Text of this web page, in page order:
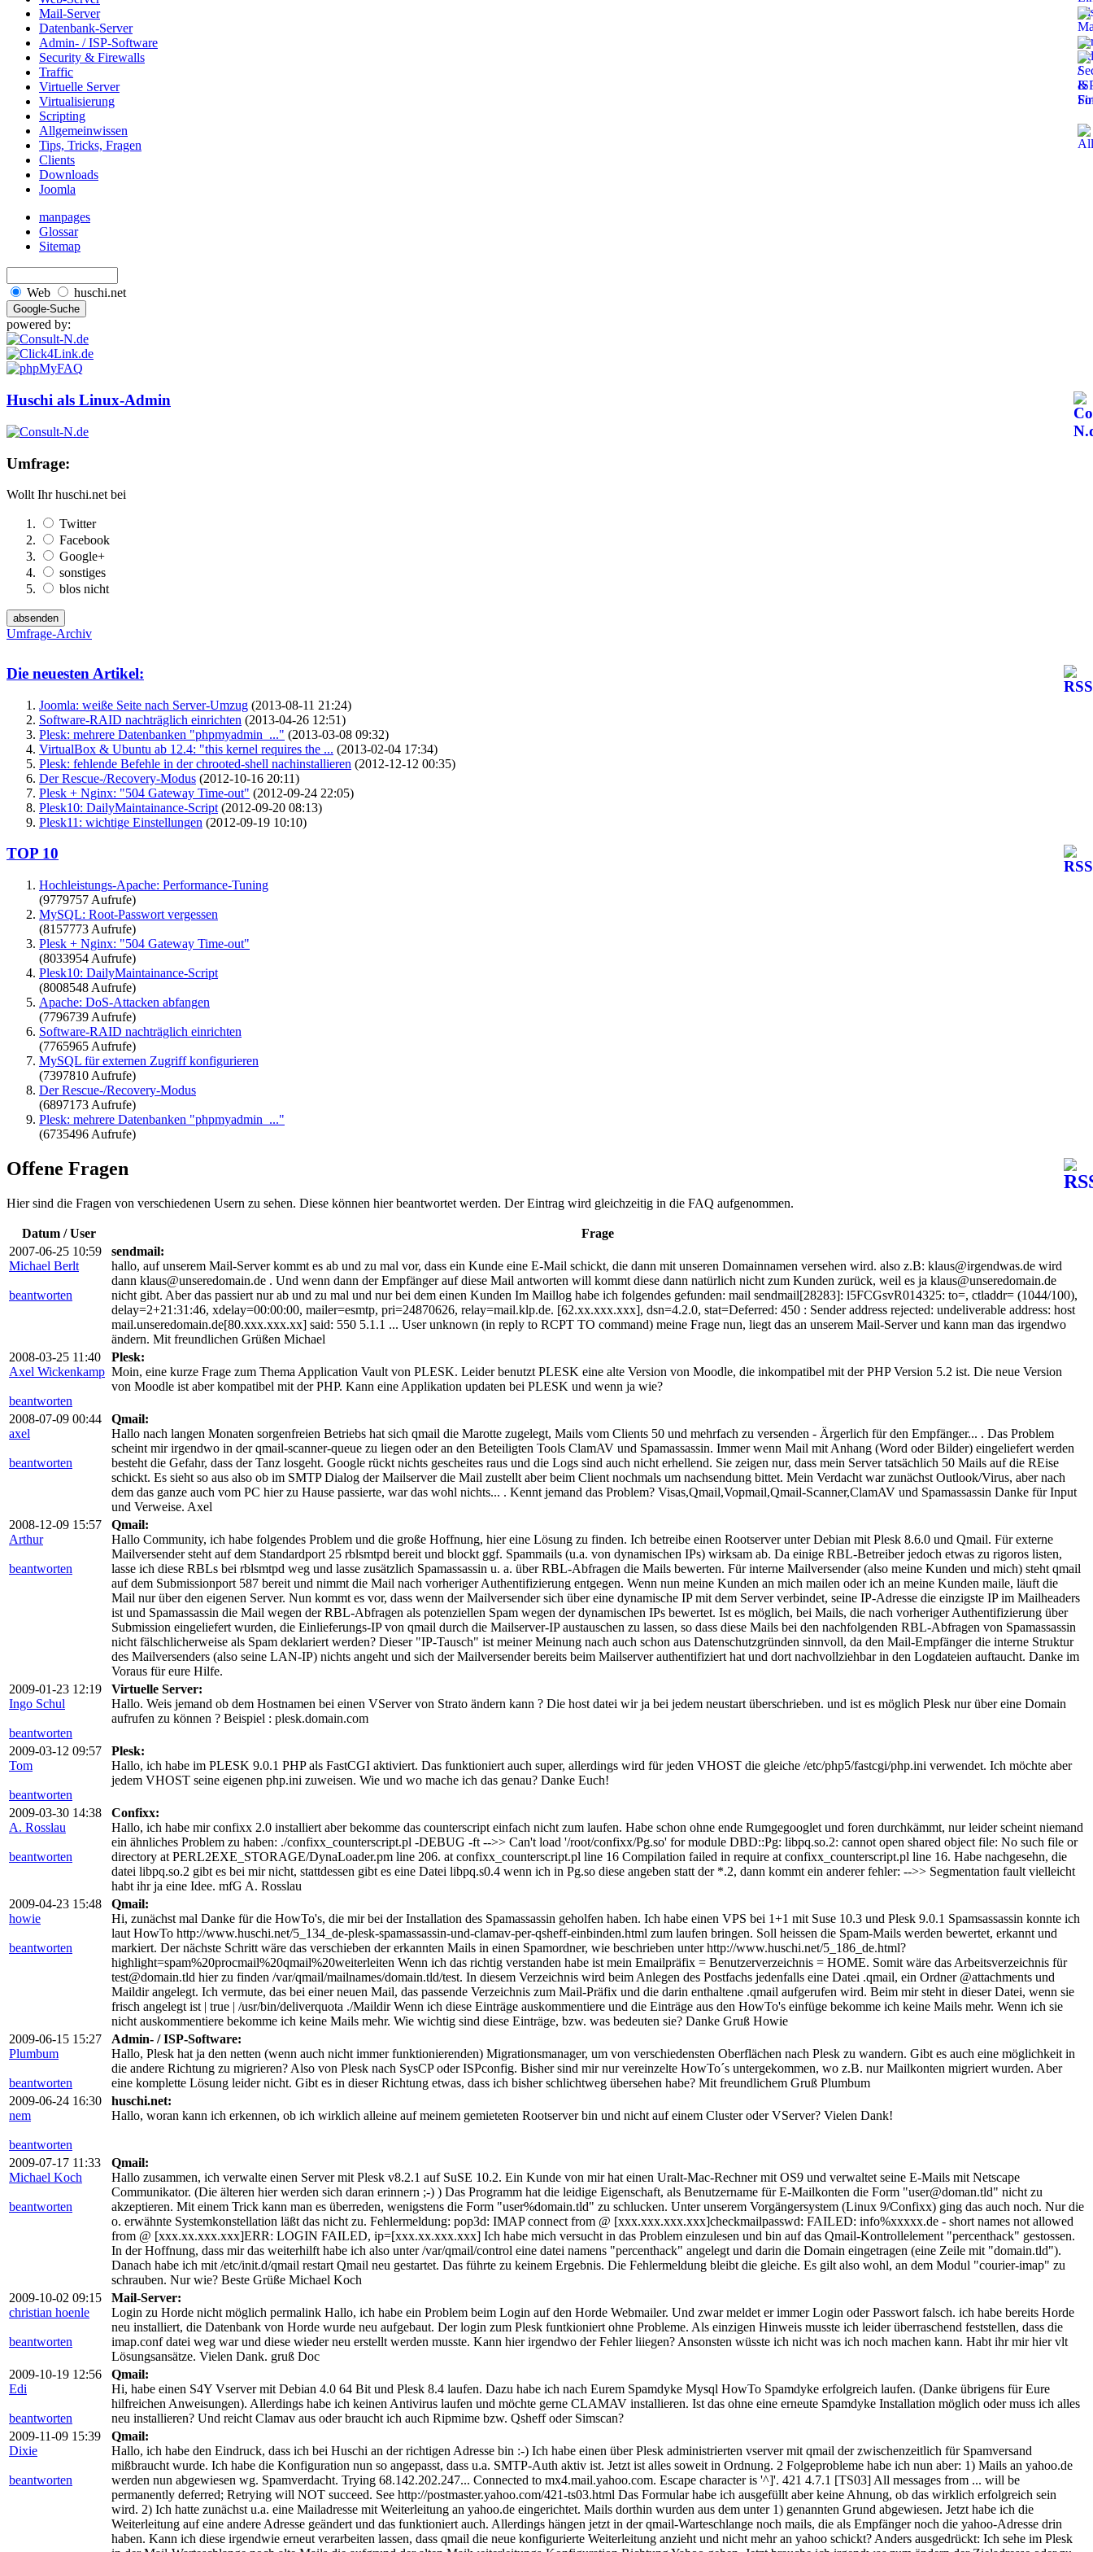
Mail-Server
Datenbank-Server
Admin- / ISP-Software
Security & Firewalls
Traffic
Virtuelle Server
Virtualisierung
Scripting
Allgemeinwissen
Tips, Tricks, Fragen
Clients
Downloads
Joomla
manpages
Glossar
Sitemap
Web huschi.net
powered by:
Huschi als Linux-Admin
Umfrage:
Wollt Ihr huschi.net bei
Twitter
Facebook
Google+
sonstiges
blos nicht
Umfrage-Archiv
Die neuesten Artikel:
Joomla: weiße Seite nach Server-Umzug (2013-08-11 21:24)
Software-RAID nachträglich einrichten (2013-04-26 12:51)
Plesk: mehrere Datenbanken "phpmyadmin_..." (2013-03-08 09:32)
VirtualBox & Ubuntu ab 12.4: "this kernel requires the ... (2013-02-04 17:34)
Plesk: fehlende Befehle in der chrooted-shell nachinstallieren (2012-12-12 00:35)
Der Rescue-/Recovery-Modus (2012-10-16 20:11)
Plesk + Nginx: "504 Gateway Time-out" (2012-09-24 22:05)
Plesk10: DailyMaintainance-Script (2012-09-20 08:13)
Plesk11: wichtige Einstellungen (2012-09-19 10:10)
TOP 10
Hochleistungs-Apache: Performance-Tuning
(9779757 Aufrufe)
MySQL: Root-Passwort vergessen
(8157773 Aufrufe)
Plesk + Nginx: "504 Gateway Time-out"
(8033954 Aufrufe)
Plesk10: DailyMaintainance-Script
(8008548 Aufrufe)
Apache: DoS-Attacken abfangen
(7796739 Aufrufe)
Software-RAID nachträglich einrichten
(7765965 Aufrufe)
MySQL für externen Zugriff konfigurieren
(7397810 Aufrufe)
Der Rescue-/Recovery-Modus
(6897173 Aufrufe)
Plesk: mehrere Datenbanken "phpmyadmin_..."
(6735496 Aufrufe)
Offene Fragen
Hier sind die Fragen von verschiedenen Usern zu sehen. Diese können hier beantwortet werden. Der Eintrag wird gleichzeitig in die FAQ aufgenommen.
Datum / User
Frage
2007-06-25 10:59
Michael Berlt
beantworten
sendmail:
hallo, auf unserem Mail-Server kommt es ab und zu mal vor, dass ein Kunde eine E-Mail schickt, die dann mit unseren Domainnamen versehen wird. also z.B: klaus@irgendwas.de wird
dann klaus@unseredomain.de . Und wenn dann der Empfänger auf diese Mail antworten will kommt diese dann natürlich nicht zum Kunden zurück, weil es ja klaus@unseredomain.de
nicht gibt. Aber das passiert nur ab und zu mal und nur bei dem einen Kunden Im Maillog habe ich folgendes gefunden: mail sendmail[28283]: l5FCGsvR014325: to=, ctladdr= (1044/100),
delay=2+21:31:46, xdelay=00:00:00, mailer=esmtp, pri=24870626, relay=mail.klp.de. [62.xx.xxx.xxx], dsn=4.2.0, stat=Deferred: 450 : Sender address rejected: undeliverable address: host
mail.unseredomain.de[80.xxx.xxx.xx] said: 550 5.1.1 ... User unknown (in reply to RCPT TO command) meine Frage nun, liegt das an unserem Mail-Server und kann man das irgendwo
ändern. Mit freundlichen Grüßen Michael
2008-03-25 11:40
Axel Wickenkamp
beantworten
Plesk:
Moin, eine kurze Frage zum Thema Application Vault von PLESK. Leider benutzt PLESK eine alte Version von Moodle, die inkompatibel mit der PHP Version 5.2 ist. Die neue Version
von Moodle ist aber kompatibel mit der PHP. Kann eine Applikation updaten bei PLESK und wenn ja wie?
2008-07-09 00:44
axel
beantworten
Qmail:
Hallo nach langen Monaten sorgenfreien Betriebs hat sich qmail die Marotte zugelegt, Mails vom Clients 50 und mehrfach zu versenden - Ärgerlich für den Empfänger... . Das Problem
scheint mir irgendwo in der qmail-scanner-queue zu liegen oder an den Beteiligten Tools ClamAV und Spamassassin. Immer wenn Mail mit Anhang (Word oder Bilder) eingeliefert werden
besteht die Gefahr, dass der Tanz losgeht. Google rückt nichts gescheites raus und die Logs sind auch nicht erhellend. Sie zeigen nur, dass mein Server tatsächlich 50 Mails auf die REise
schickt. Es sieht so aus also ob im SMTP Dialog der Mailserver die Mail zustellt aber beim Client nochmals um nachsendung bittet. Mein Verdacht war zunächst Outlook/Virus, aber nach
dem das ganze auch vom PC hier zu Hause passierte, war das wohl nichts... . Kennt jemand das Problem? Visas,Qmail,Vopmail,Qmail-Scanner,ClamAV und Spamassassin Danke für Input
und Verweise. Axel
2008-12-09 15:57
Arthur
beantworten
Qmail:
Hallo Community, ich habe folgendes Problem und die große Hoffnung, hier eine Lösung zu finden. Ich betreibe einen Rootserver unter Debian mit Plesk 8.6.0 und Qmail. Für externe
Mailversender steht auf dem Standardport 25 rblsmtpd bereit und blockt ggf. Spammails (u.a. von dynamischen IPs) wirksam ab. Da einige RBL-Betreiber jedoch etwas zu rigoros listen,
lasse ich diese RBLs bei rblsmtpd weg und lasse zusätzlich Spamassassin u. a. über RBL-Abfragen die Mails bewerten. Für interne Mailversender (also meine Kunden und mich) steht qmail
auf dem Submissionport 587 bereit und nimmt die Mail nach vorheriger Authentifizierung entgegen. Wenn nun meine Kunden an mich mailen oder ich an meine Kunden maile, läuft die
Mail nur über den eigenen Server. Nun kommt es vor, dass wenn der Mailversender sich über eine dynamische IP mit dem Server verbindet, seine IP-Adresse die einzigste IP im Mailheaders
ist und Spamassassin die Mail wegen der RBL-Abfragen als potenziellen Spam wegen der dynamischen IPs bewertet. Ist es möglich, bei Mails, die nach vorheriger Authentifizierung über
Submission eingeliefert wurden, die Einlieferungs-IP von qmail durch die Mailserver-IP austauschen zu lassen, so dass diese Mails bei den nachfolgenden RBL-Abfragen von Spamassassin
nicht fälschlicherweise als Spam deklariert werden? Dieser "IP-Tausch" ist meiner Meinung nach auch schon aus Datenschutzgründen sinnvoll, da den Mail-Empfänger die interne Struktur
des Mailversenders (also seine LAN-IP) nichts angeht und sich der Mailversender bereits beim Mailserver authentifiziert hat und dort nachvollziehbar in den Logdateien auftaucht. Danke im
Voraus für eure Hilfe.
2009-01-23 12:19
Ingo Schul
beantworten
Virtuelle Server:
Hallo. Weis jemand ob dem Hostnamen bei einen VServer von Strato ändern kann ? Die host datei wir ja bei jedem neustart überschrieben. und ist es möglich Plesk nur über eine Domain
aufrufen zu können ? Beispiel : plesk.domain.com
2009-03-12 09:57
Tom
beantworten
Plesk:
Hallo, ich habe im PLESK 9.0.1 PHP als FastCGI aktiviert. Das funktioniert auch super, allerdings wird für jeden VHOST die gleiche /etc/php5/fastcgi/php.ini verwendet. Ich möchte aber
jedem VHOST seine eigenen php.ini zuweisen. Wie und wo mache ich das genau? Danke Euch!
2009-03-30 14:38
A. Rosslau
beantworten
Confixx:
Hallo, ich habe mir confixx 2.0 installiert aber bekomme das counterscript einfach nicht zum laufen. Habe schon ohne ende Rumgegooglet und foren durchkämmt, nur leider scheint niemand
ein ähnliches Problem zu haben: ./confixx_counterscript.pl -DEBUG -ft -->> Can't load '/root/confixx/Pg.so' for module DBD::Pg: libpq.so.2: cannot open shared object file: No such file or
directory at PERL2EXE_STORAGE/DynaLoader.pm line 206. at confixx_counterscript.pl line 16 Compilation failed in require at confixx_counterscript.pl line 16. Habe nachgesehn, die
datei libpq.so.2 gibt es bei mir nicht, stattdessen gibt es eine Datei libpq.s0.4 wenn ich in Pg.so diese angeben statt der *.2, dann kommt ein anderer fehler: -->> Segmentation fault vielleicht
habt ihr ja eine Idee. mfG A. Rosslau
2009-04-23 15:48
howie
beantworten
Qmail:
Hi, zunächst mal Danke für die HowTo's, die mir bei der Installation des Spamassassin geholfen haben. Ich habe einen VPS bei 1+1 mit Suse 10.3 und Plesk 9.0.1 Spamsassassin konnte ich
laut HowTo http://www.huschi.net/5_134_de-plesk-spamassassin-und-clamav-per-qsheff-einbinden.html zum laufen bringen. Soll heissen die Spam-Mails werden bewertet, erkannt und
markiert. Der nächste Schritt wäre das verschieben der erkannten Mails in einen Spamordner, wie beschrieben unter http://www.huschi.net/5_186_de.html?
highlight=spam%20procmail%20qmail%20weiterleiten Wenn ich das richtig verstanden habe ist mein Emailpräfix = Benutzerverzeichnis = HOME. Somit wäre das Arbeitsverzeichnis für
test@domain.tld hier zu finden /var/qmail/mailnames/domain.tld/test. In diesem Verzeichnis wird beim Anlegen des Postfachs jedenfalls eine Datei .qmail, ein Ordner @attachments und
Maildir angelegt. Ich vermute, das bei einer neuen Mail, das passende Verzeichnis zum Mail-Präfix und die darin enthaltene .qmail aufgerufen wird. Beim mir steht in dieser Datei, wenn sie
frisch angelegt ist | true | /usr/bin/deliverquota ./Maildir Wenn ich diese Einträge auskommentiere und die Einträge aus den HowTo's einfüge bekomme ich keine Mails mehr. Wenn ich sie
nicht auskommentiere bekomme ich keine Mails mehr. Wie wichtig sind diese Einträge, bzw. was bedeuten sie? Danke Gruß Howie
2009-06-15 15:27
Plumbum
beantworten
Admin- / ISP-Software:
Hallo, Plesk hat ja den netten (wenn auch nicht immer funktionierenden) Migrationsmanager, um von verschiedensten Oberflächen nach Plesk zu wandern. Gibt es auch eine möglichkeit in
die andere Richtung zu migrieren? Also von Plesk nach SysCP oder ISPconfig. Bisher sind mir nur vereinzelte HowTo´s untergekommen, wo z.B. nur Mailkonten migriert wurden. Aber
eine komplette Lösung leider nicht. Gibt es in dieser Richtung etwas, dass ich bisher schlichtweg übersehen habe? Mit freundlichem Gruß Plumbum
2009-06-24 16:30
nem
beantworten
huschi.net:
Hallo, woran kann ich erkennen, ob ich wirklich alleine auf meinem gemieteten Rootserver bin und nicht auf einem Cluster oder VServer? Vielen Dank!
2009-07-17 11:33
Michael Koch
beantworten
Qmail:
Hallo zusammen, ich verwalte einen Server mit Plesk v8.2.1 auf SuSE 10.2. Ein Kunde von mir hat einen Uralt-Mac-Rechner mit OS9 und verwaltet seine E-Mails mit Netscape
Communikator. (Die älteren hier werden sich daran erinnern ;-) ) Das Programm hat die leidige Eigenschaft, als Benutzername für E-Mailkonten die Form "user@doman.tld" nicht zu
akzeptieren. Mit einem Trick kann man es überreden, wenigstens die Form "user%domain.tld" zu schlucken. Unter unserem Vorgängersystem (Linux 9/Confixx) ging das auch noch. Nur die
o. erwähnte Systemkonstellation läßt das nicht zu. Fehlermeldung: pop3d: IMAP connect from @ [xxx.xxx.xxx.xxx]checkmailpasswd: FAILED: info%xxxxx.de - short names not allowed
from @ [xxx.xx.xxx.xxx]ERR: LOGIN FAILED, ip=[xxx.xx.xxx.xxx] Ich habe mich versucht in das Problem einzulesen und bin auf das Qmail-Kontrollelement "percenthack" gestossen.
In der Hoffnung, dass mir das weiterhilft habe ich also unter /var/qmail/control eine datei namens "percenthack" angelegt und darin die Domain eingetragen (eine Zeile mit "domain.tld").
Danach habe ich mit /etc/init.d/qmail restart Qmail neu gestartet. Das führte zu keinem Ergebnis. Die Fehlermeldung bleibt die gleiche. Es gilt also wohl, an dem Modul "courier-imap" zu
schrauben. Nur wie? Beste Grüße Michael Koch
2009-10-02 09:15
christian hoenle
beantworten
Mail-Server:
Login zu Horde nicht möglich permalink Hallo, ich habe ein Problem beim Login auf den Horde Webmailer. Und zwar meldet er immer Login oder Passwort falsch. ich habe bereits Horde
neu installiert, die Datenbank von Horde wurde neu aufgebaut. Der login zum Plesk funtkioniert ohne Probleme. Als einzigen Hinweis musste ich leider überraschend feststellen, dass die
imap.conf datei weg war und diese wieder neu erstellt werden musste. Kann hier irgendwo der Fehler liiegen? Ansonsten wüsste ich nicht was ich noch machen kann. Habt ihr mir hier vlt
Lösungsansätze. Vielen Dank. gruß Doc
2009-10-19 12:56
Edi
beantworten
Qmail:
Hi, habe einen S4Y Vserver mit Debian 4.0 64 Bit und Plesk 8.4 laufen. Dazu habe ich nach Eurem Spamdyke Mysql HowTo Spamdyke erfolgreich laufen. (Danke übrigens für Eure
hilfreichen Anweisungen). Allerdings habe ich keinen Antivirus laufen und möchte gerne CLAMAV installieren. Ist das ohne eine erneute Spamdyke Installation möglich oder muss ich alles
neu installieren? Und reicht Clamav aus oder braucht ich auch Ripmime bzw. Qsheff oder Simscan?
2009-11-09 15:39
Dixie
beantworten
Qmail:
Hallo, ich habe den Eindruck, dass ich bei Huschi an der richtigen Adresse bin :-) Ich habe einen über Plesk administrierten vserver mit qmail der zwischenzeitlich für Spamversand
mißbraucht wurde. Ich habe die Konfiguration nun so angepasst, dass u.a. SMTP-Auth aktiv ist. Jetzt ist alles soweit in Ordnung. 2 Folgeprobleme habe ich nun aber: 1) Mails an yahoo.de
werden nun abgewiesen wg. Spamverdacht. Trying 68.142.202.247... Connected to mx4.mail.yahoo.com. Escape character is '^]'. 421 4.7.1 [TS03] All messages from ... will be
permanently deferred; Retrying will NOT succeed. See http://postmaster.yahoo.com/421-ts03.html Das Formular habe ich ausgefüllt aber keine Ahnung, ob das wirklich erfolgreich sein
wird. 2) Ich hatte zunächst u.a. eine Mailadresse mit Weiterleitung an yahoo.de eingerichtet. Mails dorthin wurden aus dem unter 1) genannten Grund abgewiesen. Jetzt habe ich die
Weiterleitung auf eine andere Adresse geändert und das funktioniert auch. Allerdings hängen jetzt in der qmail-Warteschlange noch mails, die als Empfänger noch die yahoo-Adresse drin
haben. Kann ich diese irgendwie erneut verarbeiten lassen, dass qmail die neue konfigurierte Weiterleitung anzieht und nicht mehr an yahoo schickt? Anders ausgedrückt: Ich sehe im Plesk